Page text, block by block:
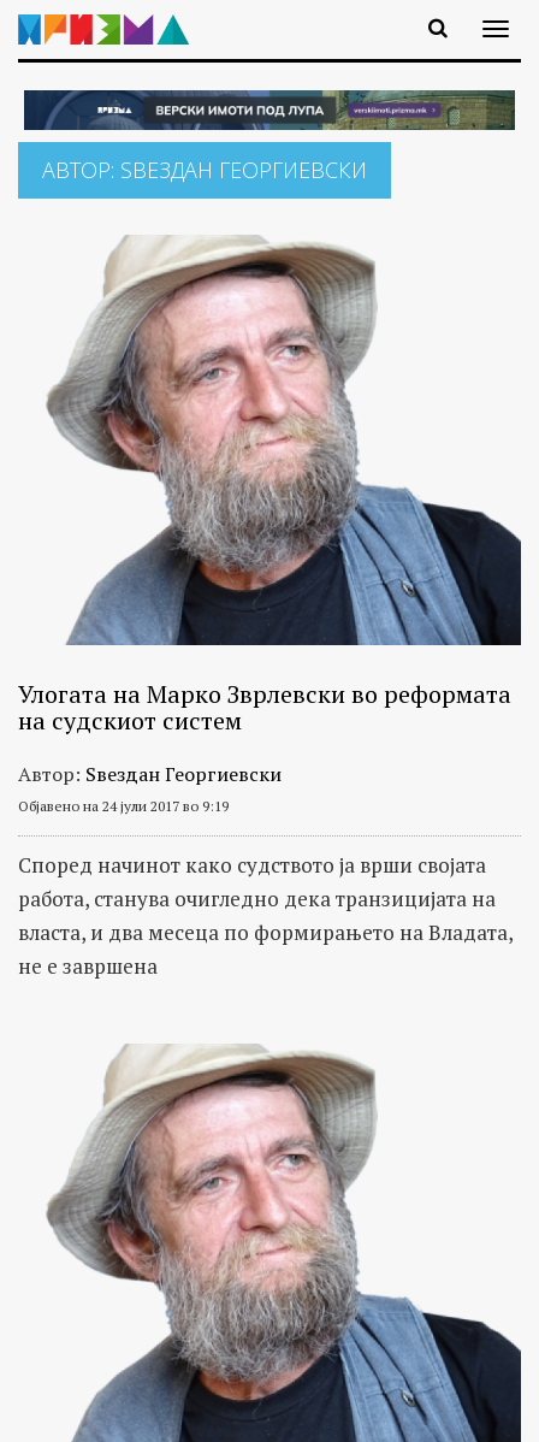
АВТОР: ЅВЕЗДАН ГЕОРГИЕВСКИ
Улогата на Марко Зврлевски во реформата
на судскиот систем
Автор: Ѕвездан Георгиевски
Објавено на 24 јули 2017 во 9:19
Според начинот како судството ја врши својата
работа, станува очигледно дека транзицијата на
власта, и два месеца по формирањето на Владата,
не е завршена